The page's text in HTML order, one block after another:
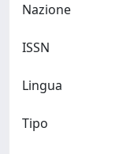
Nazione
ISSN
Lingua
Tipo